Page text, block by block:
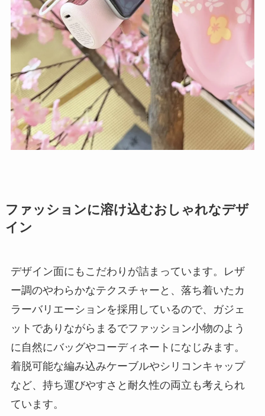
ファッションに溶け込むおしゃれなデザ
イン
デザイン面にもこだわりが詰まっています。レザ
ー調のやわらかなテクスチャーと、落ち着いたカ
ラーバリエーションを採用しているので、ガジェ
ットでありながらまるでファッション小物のよう
に自然にバッグやコーディネートになじみます。
着脱可能な編み込みケーブルやシリコンキャップ
など、持ち運びやすさと耐久性の両立も考えられ
ています。